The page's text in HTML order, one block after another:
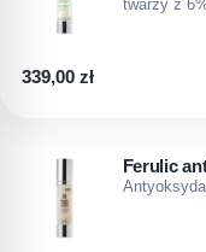
twarzy z
339,00zł
Ferulic